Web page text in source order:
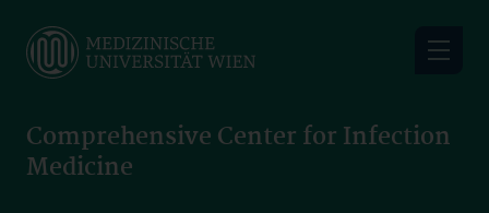
main
Comprehensive Center for Infection
Medicine